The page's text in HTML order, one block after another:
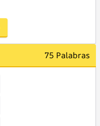
75 Palabras